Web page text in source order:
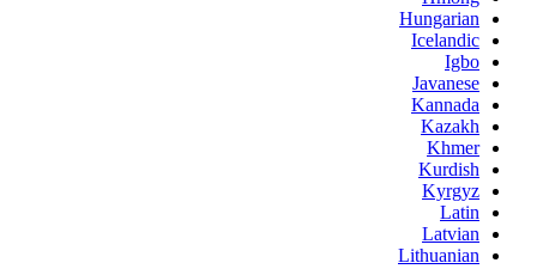
Hungarian
Icelandic
Igbo
Javanese
Kannada
Kazakh
Khmer
Kurdish
Kyrgyz
Latin
Latvian
Lithuanian